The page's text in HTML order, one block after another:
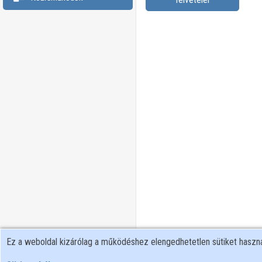
Ez a weboldal kizárólag a működéshez elengedhetetlen sütiket